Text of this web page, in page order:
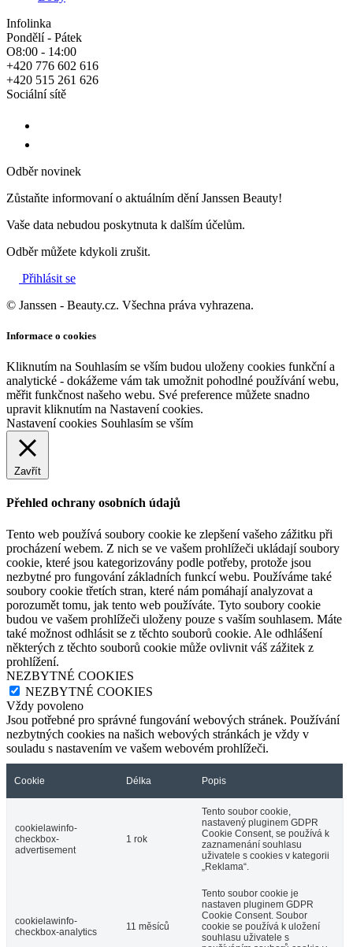
Infolinka
Pondělí - Pátek
O8:00 - 14:00
+420 776 602 616
+420 515 261 626
Sociální sítě
Odběr novinek
Zůstaňte informovaní o aktuálním dění Janssen Beauty!
Vaše data nebudou poskytnuta k dalším účelům.
Odběr můžete kdykoli zrušit.
Přihlásit se
© Janssen - Beauty.cz. Všechna práva vyhrazena.
Informace o cookies
Kliknutím na Souhlasím se vším budou uloženy cookies funkční a
analytické - dokážeme vám tak umožnit pohodlné používání webu,
měřit funkčnost našeho webu. Své preference můžete snadno
upravit kliknutím na Nastavení cookies.
Nastavení cookies Souhlasím se vším
Zavřít
Přehled ochrany osobních údajů
Tento web používá soubory cookie ke zlepšení vašeho zážitku při
procházení webem. Z nich se ve vašem prohlížeči ukládají soubory
cookie, které jsou kategorizovány podle potřeby, protože jsou
nezbytné pro fungování základních funkcí webu. Používáme také
soubory cookie třetích stran, které nám pomáhají analyzovat a
porozumět tomu, jak tento web používáte. Tyto soubory cookie
budou ve vašem prohlížeči uloženy pouze s vaším souhlasem. Máte
také možnost odhlásit se z těchto souborů cookie. Ale odhlášení
některých z těchto souborů cookie může ovlivnit váš zážitek z
prohlížení.
NEZBYTNÉ COOKIES
NEZBYTNÉ COOKIES
Vždy povoleno
Jsou potřebné pro správné fungování webových stránek. Používání
nezbytných cookies na našich webových stránkách je vždy v
souladu s nastavením ve vašem webovém prohlížeči.
Cookie Délka Popis
cookielawinfo-
checkbox-
advertisement
1 rok
Tento soubor cookie,
nastavený pluginem GDPR
Cookie Consent, se používá k
zaznamenání souhlasu
uživatele s cookies v kategorii
„Reklama“.
cookielawinfo-
checkbox-analytics
11 měsíců
Tento soubor cookie je
nastaven pluginem GDPR
Cookie Consent. Soubor
cookie se používá k uložení
souhlasu uživatele s